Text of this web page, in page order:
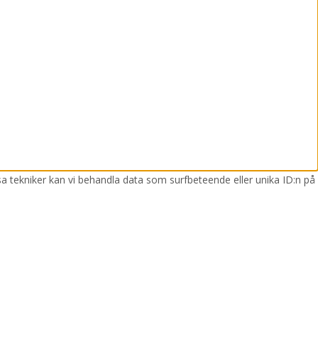
kan vi behandla data som surfbeteende eller unika ID:n på